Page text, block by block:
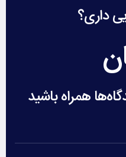
داری؟
همراه باشید